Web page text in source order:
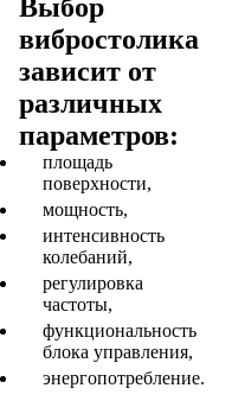
Выбор
вибростолика
зависит от
различных
параметров:
площадь
поверхности,
мощность,
интенсивность
колебаний,
регулировка
частоты,
функциональность
блока управления,
энергопотребление.